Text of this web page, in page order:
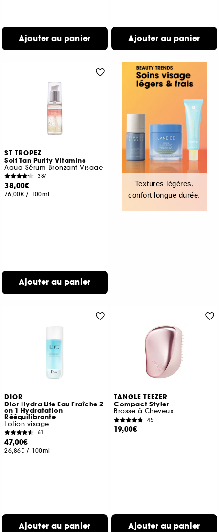
Ajouter au panier Ajouter au panier
ST TROPEZ
Self Tan Purity Vitamins
Aqua-Sérum Bronzant Visage
387
38,00€
76,00€ / 100ml
Ajouter au panier
Textures légères,
confort longue durée.
DIOR
Dior Hydra Life Eau Fraîche 2
en 1 Hydratation
Rééquilibrante
Lotion visage
61
47,00€
26,86€ / 100ml
Ajouter au panier
TANGLE TEEZER
Compact Styler
Brosse à Cheveux
45
19,00€
Ajouter au panier